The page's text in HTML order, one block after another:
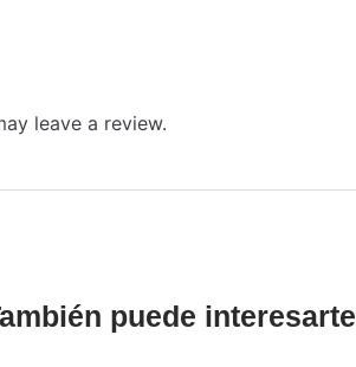
leave a review.
puede interesarte